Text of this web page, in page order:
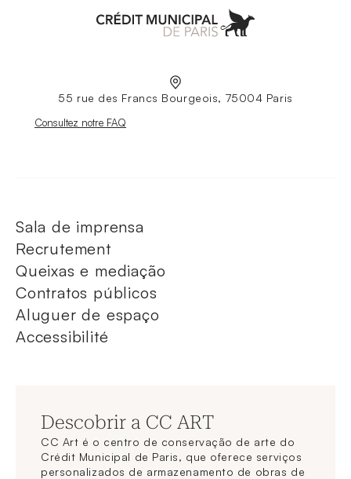
55 rue des Francs Bourgeois, 75004 Paris
Nouvelle fenêtre
Consultez notre FAQ
Sala de imprensa
Recrutement
Queixas e mediação
Contratos públicos
Aluguer de espaço
Accessibilité
Descobrir a CC ART
CC Art é o centro de conservação de arte do
Crédit Municipal de Paris, que oferece serviços
personalizados de armazenamento de obras de